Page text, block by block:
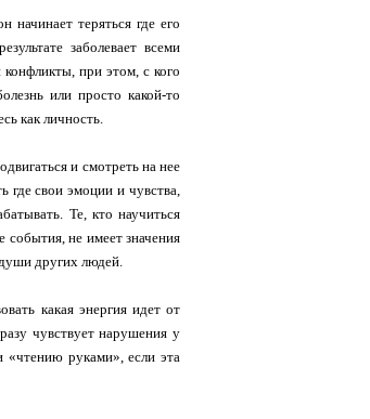
начинает теряться где его
заболевает всеми
при этом, с кого
или просто какой-то
как личность.
и смотреть на нее
где свои эмоции и чувства,
Те, кто научиться
события, не имеет значения
других людей.
какая энергия идет от
чувствует нарушения у
«чтению руками», если эта